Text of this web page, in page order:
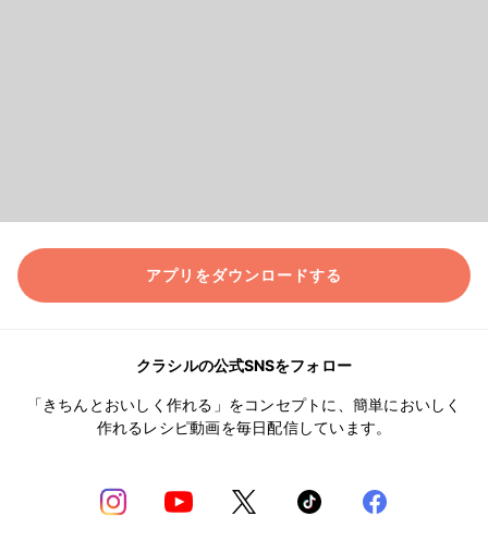
アプリをダウンロードする
クラシルの公式SNSをフォロー
「きちんとおいしく作れる」をコンセプトに、簡単においしく
作れるレシピ動画を毎日配信しています。